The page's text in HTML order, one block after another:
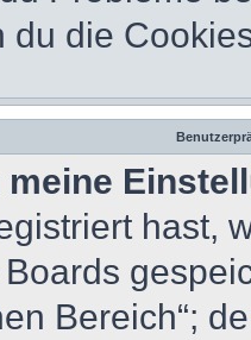
du die
meine
hast,
Bereich“;